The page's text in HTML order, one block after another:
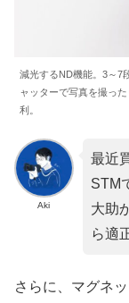
減光するND機能。3～7
ャッターで写真を撮っ
利。
Aki
最近
STM
大助
ら適
さらに、マグネ